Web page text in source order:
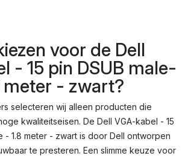
voor de Dell
- 15 pin DSUB male-
meter - zwart?
selecteren wij alleen producten die
kwaliteitseisen. De Dell VGA-kabel - 15
- 1.8 meter - zwart is door Dell ontworpen
te presteren. Een slimme keuze voor